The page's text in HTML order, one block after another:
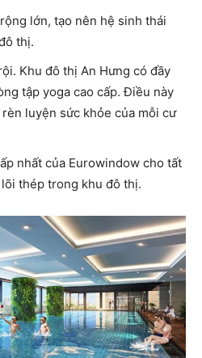
lớn, tạo nên hệ sinh thái
thị.
Khu đô thị An Hưng có đầy
tập yoga cao cấp. Điều này
luyện sức khỏe của mỗi cư
nhất của Eurowindow cho tất
thép trong khu đô thị.